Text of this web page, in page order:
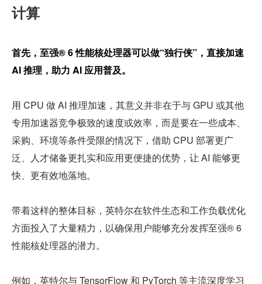
计算
首先，至强® 6 性能核处理器可以做“独行侠”，直接加速
AI 推理，助力 AI 应用普及。
用 CPU 做 AI 推理加速，其意义并非在于与 GPU 或其他
专用加速器竞争极致的速度或效率，而是要在一些成本、
采购、环境等条件受限的情况下，借助 CPU 部署更广
泛、人才储备更扎实和应用更便捷的优势，让 AI 能够更
快、更有效地落地。
带着这样的整体目标，英特尔在软件生态和工作负载优化
方面投入了大量精力，以确保用户能够充分发挥至强® 6
性能核处理器的潜力。
例如，英特尔与 TensorFlow 和 PyTorch 等主流深度学习